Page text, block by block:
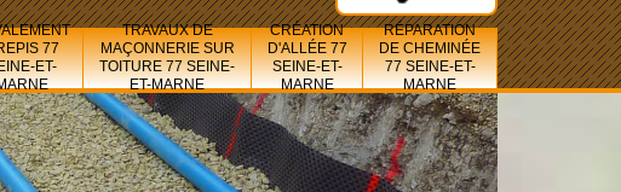
77
ET-
TRAVAUX DE
MAÇONNERIE SUR
TOITURE 77 SEINE-
ET-MARNE
CRÉATION
D'ALLÉE 77
SEINE-ET-
MARNE
RÉPARATION
DE CHEMINÉE
77 SEINE-ET-
MARNE